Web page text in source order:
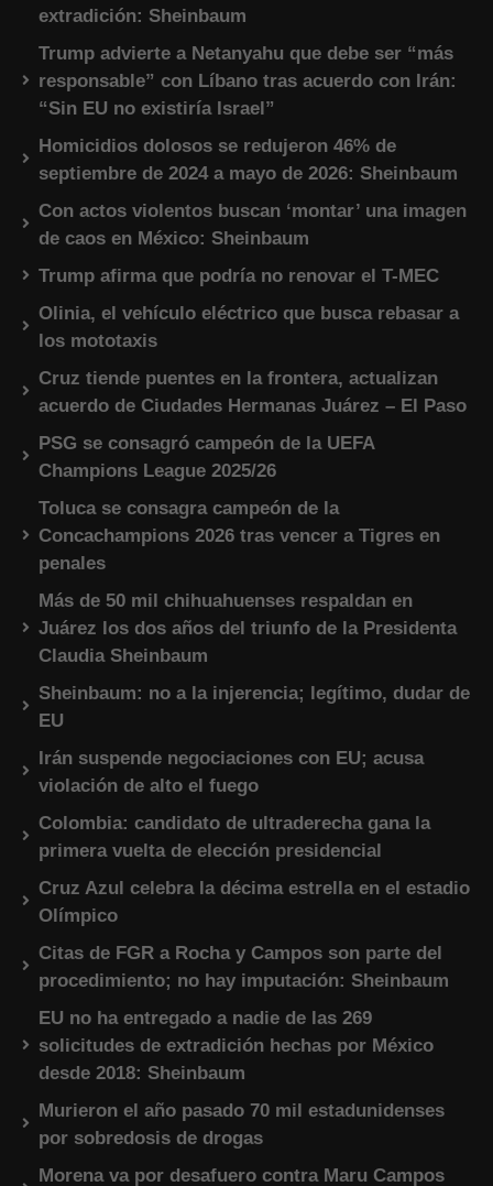
extradición: Sheinbaum
Trump advierte a Netanyahu que debe ser “más
responsable” con Líbano tras acuerdo con Irán:
“Sin EU no existiría Israel”
Homicidios dolosos se redujeron 46% de
septiembre de 2024 a mayo de 2026: Sheinbaum
Con actos violentos buscan ‘montar’ una imagen
de caos en México: Sheinbaum
Trump afirma que podría no renovar el T-MEC
Olinia, el vehículo eléctrico que busca rebasar a
los mototaxis
Cruz tiende puentes en la frontera, actualizan
acuerdo de Ciudades Hermanas Juárez – El Paso
PSG se consagró campeón de la UEFA
Champions League 2025/26
Toluca se consagra campeón de la
Concachampions 2026 tras vencer a Tigres en
penales
Más de 50 mil chihuahuenses respaldan en
Juárez los dos años del triunfo de la Presidenta
Claudia Sheinbaum
Sheinbaum: no a la injerencia; legítimo, dudar de
EU
Irán suspende negociaciones con EU; acusa
violación de alto el fuego
Colombia: candidato de ultraderecha gana la
primera vuelta de elección presidencial
Cruz Azul celebra la décima estrella en el estadio
Olímpico
Citas de FGR a Rocha y Campos son parte del
procedimiento; no hay imputación: Sheinbaum
EU no ha entregado a nadie de las 269
solicitudes de extradición hechas por México
desde 2018: Sheinbaum
Murieron el año pasado 70 mil estadunidenses
por sobredosis de drogas
Morena va por desafuero contra Maru Campos